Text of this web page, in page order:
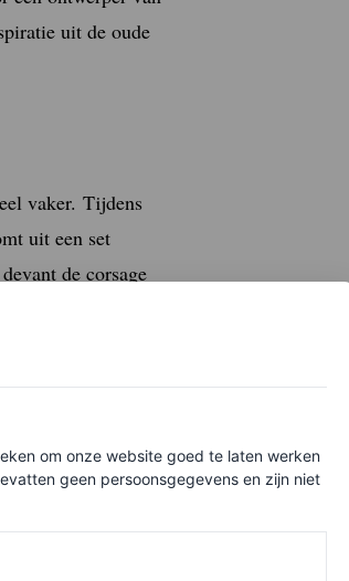
uit de oude
vaker. Tijdens
uit een set
de corsage
De koningin
en
en anijssaus. En
om onze website goed te laten werken
geen persoonsgegevens en zijn niet